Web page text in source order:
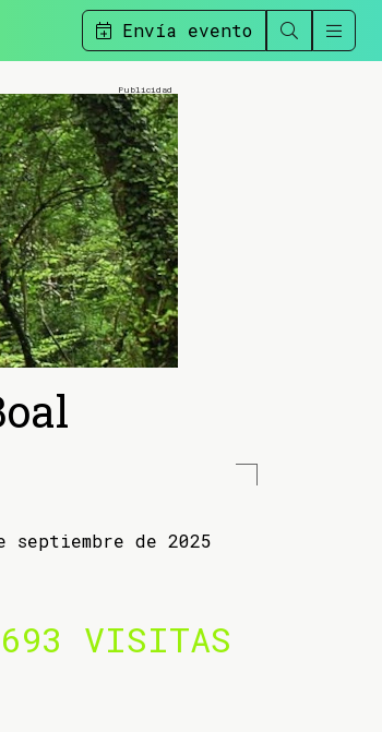
Envía evento
de 2025
693 VISITAS